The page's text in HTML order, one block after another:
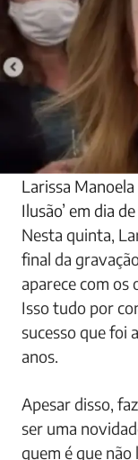
Larissa
Ilusão’ em dia
Nesta quinta,
final da
aparece com os
Isso tudo por
sucesso que foi
anos.
Apesar disso,
ser uma
quem é que não